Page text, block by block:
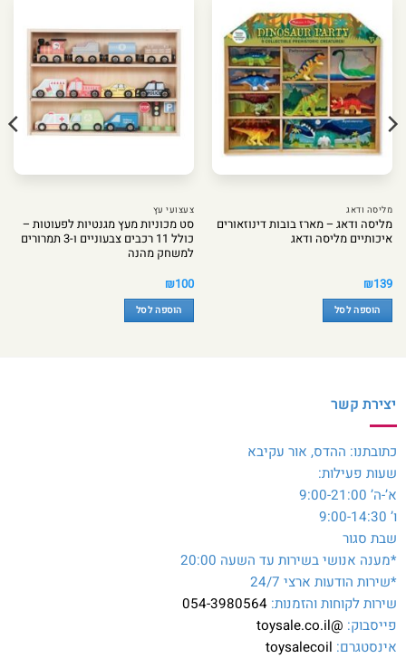
מליסה ודאג
מליסה ודאג – מארז בובות דינוזאורים
איכותיים מליסה ודאג
₪139
הוספה לסל
צעצועי עץ
סט מכוניות מעץ מגנטיות לפעוטות –
כולל 11 רכבים צבעוניים ו-3 תמרורים
למשחק מהנה
₪100
הוספה לסל
יצירת קשר
כתובתנו: ההדס, אור עקיבא
שעות פעילות:
א’-ה’ 9:00-21:00
ו’ 9:00-14:30
שבת סגור
*מענה אנושי בשירות עד השעה 20:00
*שירות הודעות ארצי 24/7
שירות לקוחות והזמנות: 054-3980564
פייסבוק: @toysale.co.il
אינסטגרם: toysalecoil